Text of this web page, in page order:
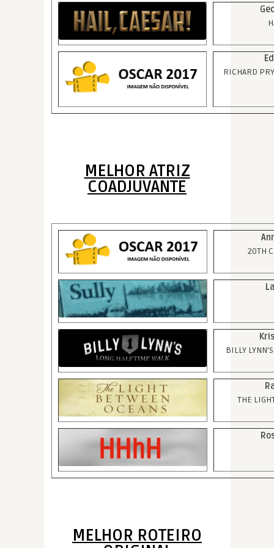
RICHARD
MELHOR ATRIZ
COADJUVANTE
20TH
BILLY
THE
MELHOR ROTEIRO